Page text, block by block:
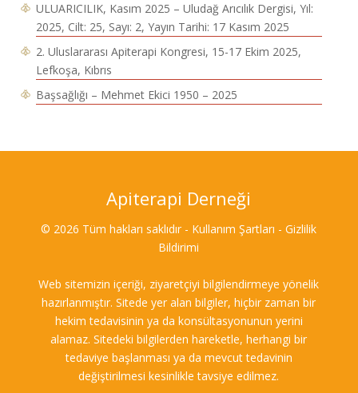
ULUARICILIK, Kasım 2025 – Uludağ Arıcılık Dergisi, Yıl:
2025, Cilt: 25, Sayı: 2, Yayın Tarihi: 17 Kasım 2025
2. Uluslararası Apiterapi Kongresi, 15-17 Ekim 2025,
Lefkoşa, Kıbrıs
Başsağlığı – Mehmet Ekici 1950 – 2025
Apiterapi Derneği
© 2026 Tüm hakları saklıdır - Kullanım Şartları - Gizlilik
Bildirimi
Web sitemizin içeriği, ziyaretçiyi bilgilendirmeye yönelik
hazırlanmıştır. Sitede yer alan bilgiler, hiçbir zaman bir
hekim tedavisinin ya da konsültasyonunun yerini
alamaz. Sitedeki bilgilerden hareketle, herhangi bir
tedaviye başlanması ya da mevcut tedavinin
değiştirilmesi kesinlikle tavsiye edilmez.